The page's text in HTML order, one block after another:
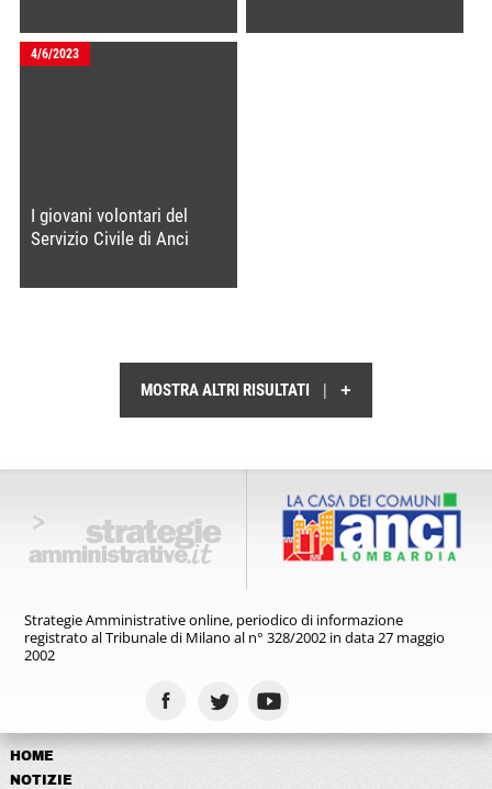
di AnciLab Alessio
Zanzottera
4/6/2023
I giovani volontari del
Servizio Civile di Anci
MOSTRA ALTRI RISULTATI | +
Strategie Amministrative online, periodico di informazione
registratoal Tribunale di Milano al n° 328/2002 in data 27 maggio
2002
HOME
NOTIZIE